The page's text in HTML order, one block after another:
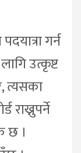
गर्न
उत्कृष्ट
त्यसका
राख्नुपर्ने
छ ।